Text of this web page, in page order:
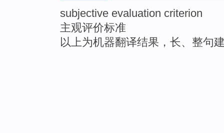
subjective evaluation criterion
主观评价标准
以上为机器翻译结果，长、整句